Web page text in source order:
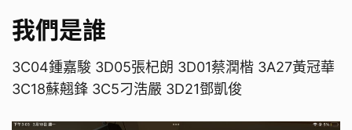
我們是誰
3C04鍾嘉駿 3D05張杞朗 3D01蔡潤楷 3A27黃冠華
3C18蘇翹鋒 3C5刁浩嚴 3D21鄧凱俊